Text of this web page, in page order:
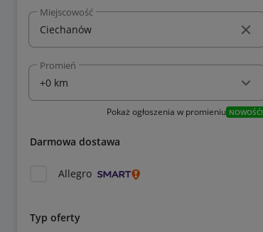
Miejscowość
Promień
Pokaż ogłoszenia w promieniu NOWOŚĆ!
Darmowa dostawa
Allegro
Typ oferty